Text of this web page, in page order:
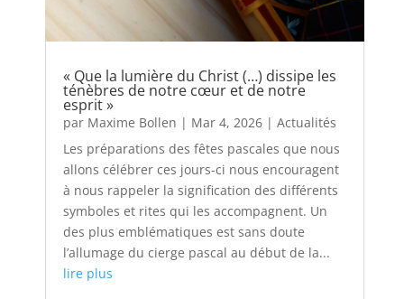
« Que la lumière du Christ (…) dissipe les
ténèbres de notre cœur et de notre
esprit »
par Maxime Bollen | Mar 4, 2026 |Actualités
Les préparations des fêtes pascales que nous
allons célébrer ces jours-ci nous encouragent
à nous rappeler la signification des différents
symboles et rites qui les accompagnent. Un
des plus emblématiques est sans doute
l’allumage du cierge pascal au début de la...
lire plus